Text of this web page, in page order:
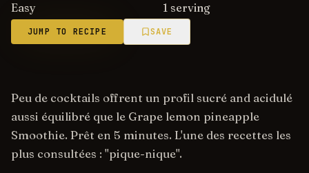
Easy 1 serving
JUMP TO RECIPE SAVE
Peu de cocktails offrent un profil sucré and acidulé
aussi équilibré que le Grape lemon pineapple
Smoothie. Prêt en 5 minutes. L'une des recettes les
plus consultées : "pique-nique".